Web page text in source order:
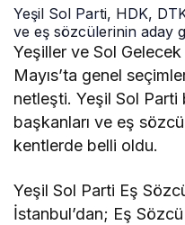
Yeşil Sol Parti, HDK,
ve eş sözcülerinin aday
Yeşiller ve Sol
Mayıs’ta genel
netleşti. Yeşil Sol Parti
başkanları ve eş
kentlerde belli oldu.
Yeşil Sol Parti Eş
İstanbul’dan; Eş